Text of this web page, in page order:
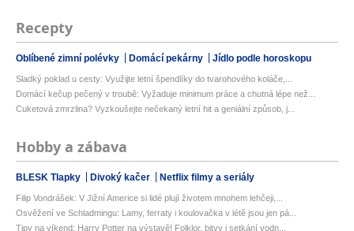
Recepty
Oblíbené zimní polévky Domácí pekárny Jídlo podle horoskopu
Sladký poklad u cesty: Využijte letní špendlíky do tvarohového koláče,...
Domácí kečup pečený v troubě: Vyžaduje minimum práce a chutná lépe než...
Cuketová zmrzlina? Vyzkoušejte nečekaný letní hit a geniální způsob, j...
Hobby a zábava
BLESK Tlapky Divoký kačer Netflix filmy a seriály
Filip Vondrášek: V Jižní Americe si lidé plují životem mnohem lehčeji,...
Osvěžení ve Schladmingu: Lamy, ferraty i koulovačka v létě jsou jen pá...
Tipy na víkend: Harry Potter na výstavě! Folklor, bitvy i setkání vodn...